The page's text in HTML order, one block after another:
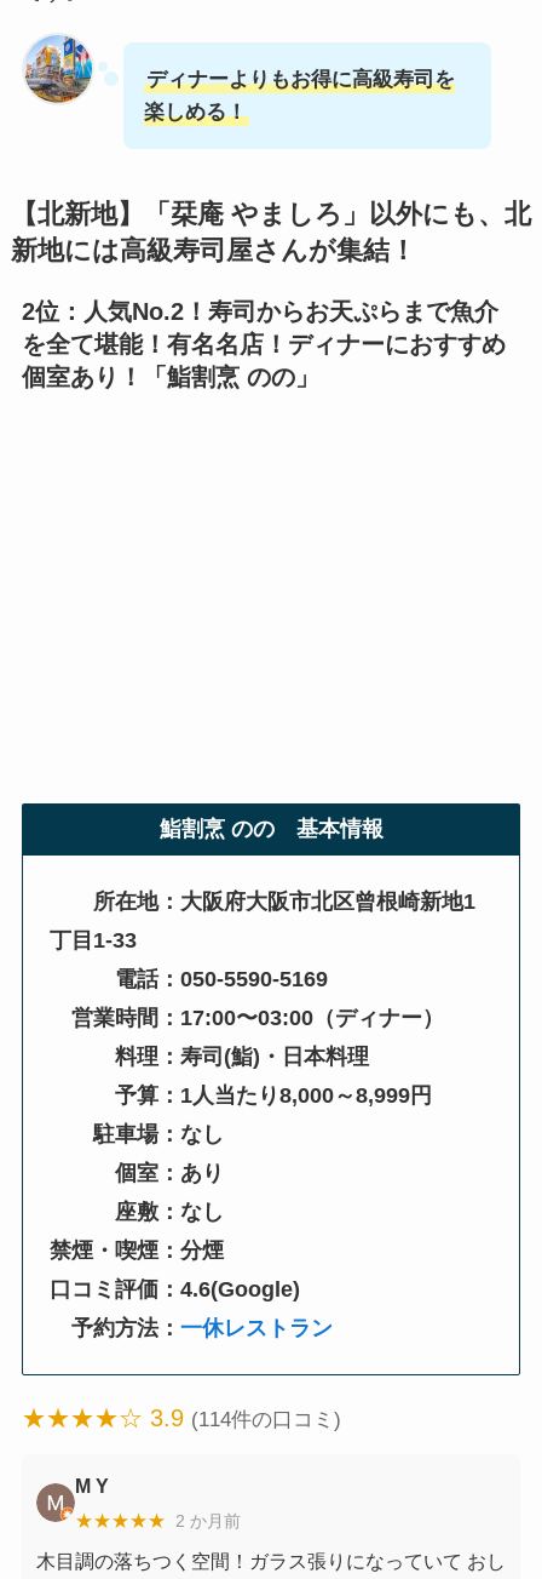
ディナーよりもお得に高級寿司を
楽しめる！
【北新地】「 栞庵 やましろ 」以外にも、北
新地には高級寿司屋さんが集結！
2位：人気No.2！寿司からお天ぷらまで魚介
を全て堪能！有名名店！ディナーにおすすめ
個室あり！「 鮨割烹 のの」
鮨割烹 のの 基本情報
所在地：大阪府大阪市北区曾根崎新地1
丁目1-33
電話：050-5590-5169
営業時間：17:00〜03:00（ディナー）
料理：寿司(鮨) ・日本料理
予算：1人当たり8,000～8,999円
駐車場：なし
個室：あり
座敷：なし
禁煙・喫煙：分煙
口コミ評価：4.6(Google)
予約方法：一休レストラン
★★★★☆ 3.9 (114件の口コミ)
M Y
★★★★★ 2 か月前
木目調の落ちつく空間！ガラス張りになっていて おし